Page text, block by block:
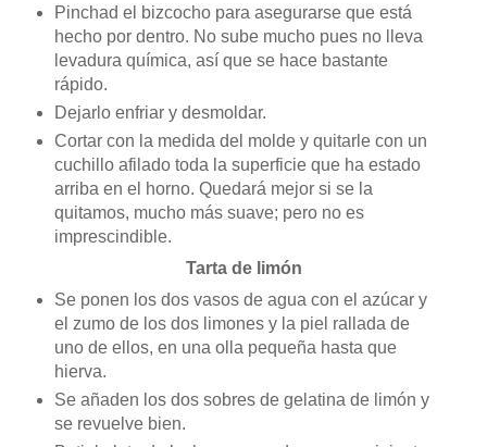
Pinchad el bizcocho para asegurarse que está
hecho por dentro. No sube mucho pues no lleva
levadura química, así que se hace bastante
rápido.
Dejarlo enfriar y desmoldar.
Cortar con la medida del molde y quitarle con un
cuchillo afilado toda la superficie que ha estado
arriba en el horno. Quedará mejor si se la
quitamos, mucho más suave; pero no es
imprescindible.
Tarta de limón
Se ponen los dos vasos de agua con el azúcar y
el zumo de los dos limones y la piel rallada de
uno de ellos, en una olla pequeña hasta que
hierva.
Se añaden los dos sobres de gelatina de limón y
se revuelve bien.